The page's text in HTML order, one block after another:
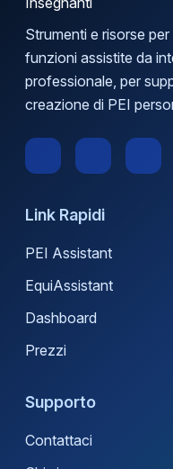
Strumenti e risorse
funzioni assistite da
professionale, per
creazione di PEI
Link Rapidi
PEI Assistant
EquiAssistant
Dashboard
Prezzi
Supporto
Contattaci